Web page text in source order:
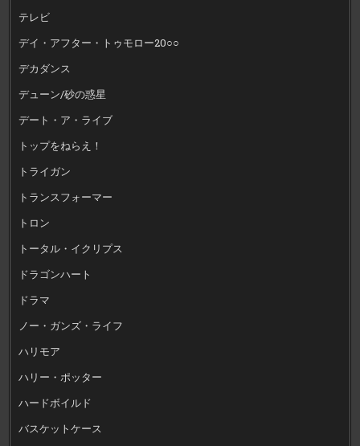
テレビ
デイ・アフター・トゥモロー20○○
デカダンス
デューン/砂の惑星
デート・ア・ライブ
トップをねらえ！
トライガン
トランスフォーマー
トロン
トータル・イクリプス
ドラゴンハート
ドラマ
ノー・ガンズ・ライフ
ハリモア
ハリー・ポッター
ハードボイルド
バスケットケース